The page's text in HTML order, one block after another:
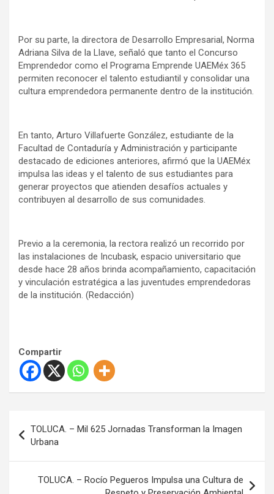
Por su parte, la directora de Desarrollo Empresarial, Norma
Adriana Silva de la Llave, señaló que tanto el Concurso
Emprendedor como el Programa Emprende UAEMéx 365
permiten reconocer el talento estudiantil y consolidar una
cultura emprendedora permanente dentro de la institución.
En tanto, Arturo Villafuerte González, estudiante de la
Facultad de Contaduría y Administración y participante
destacado de ediciones anteriores, afirmó que la UAEMéx
impulsa las ideas y el talento de sus estudiantes para
generar proyectos que atienden desafíos actuales y
contribuyen al desarrollo de sus comunidades.
Previo a la ceremonia, la rectora realizó un recorrido por
las instalaciones de Incubask, espacio universitario que
desde hace 28 años brinda acompañamiento, capacitación
y vinculación estratégica a las juventudes emprendedoras
de la institución. (Redacción)
Compartir
v
TOLUCA. – Mil 625 Jornadas Transforman la Imagen
Urbana
TOLUCA. – Rocío Pegueros Impulsa una Cultura de